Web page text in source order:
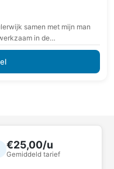
samen met mijn man
in de…
€25,00/u
Gemiddeld tarief